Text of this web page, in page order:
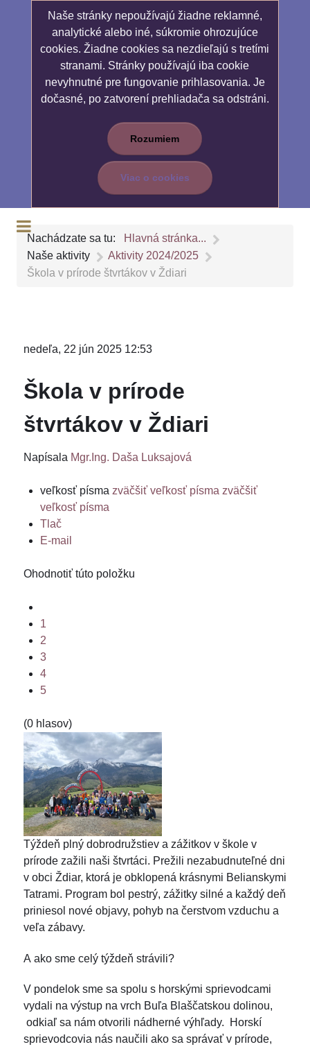
Naše stránky nepoužívajú žiadne reklamné,
analytické alebo iné, súkromie ohrozujúce
cookies. Žiadne cookies sa nezdieľajú s tretími
stranami. Stránky používajú iba cookie
nevyhnutné pre fungovanie prihlasovania. Je
dočasné, po zatvorení prehliadača sa odstráni.
Rozumiem
Viac o cookies
Nachádzate sa tu:
Hlavná stránka...
Naše aktivity
Aktivity 2024/2025
Škola v prírode štvrtákov v Ždiari
nedeľa, 22 jún 2025 12:53
Škola v prírode
štvrtákov v Ždiari
Napísala Mgr.Ing. Daša Luksajová
veľkosť písma zväčšiť veľkosť písma zväčšiť
veľkosť písma
Tlač
E-mail
Ohodnotiť túto položku
1
2
3
4
5
(0 hlasov)
Týždeň plný dobrodružstiev a zážitkov v škole v
prírode zažili naši štvrtáci. Prežili nezabudnuteľné dni
v obci Ždiar, ktorá je obklopená krásnymi Belianskymi
Tatrami. Program bol pestrý, zážitky silné a každý deň
priniesol nové objavy, pohyb na čerstvom vzduchu a
veľa zábavy.
A ako sme celý týždeň strávili?
V pondelok sme sa spolu s horskými sprievodcami
vydali na výstup na vrch Buľa Blaščatskou dolinou,
odkiaľ sa nám otvorili nádherné výhľady. Horskí
sprievodcovia nás naučili ako sa správať v prírode,